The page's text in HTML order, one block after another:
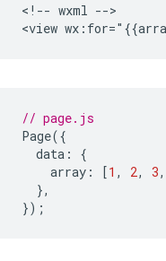
<!-- wxml -->
// page.js
Page({
data :
{
array : [1 , 2, 3,
},
});